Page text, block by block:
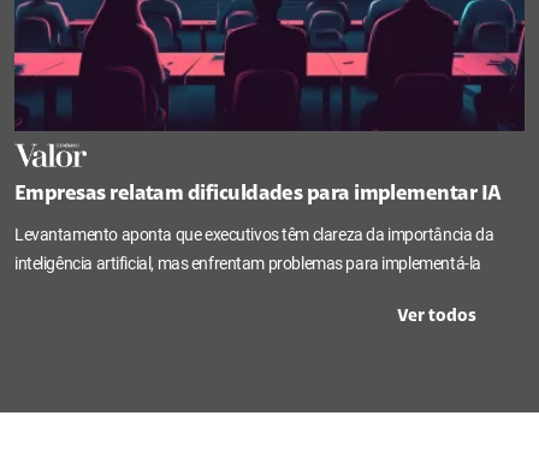
Empresas relatam dificuldades para implementar IA
Levantamento aponta que executivos têm clareza da importância da
inteligência artificial, mas enfrentam problemas para implementá-la
Ver todos